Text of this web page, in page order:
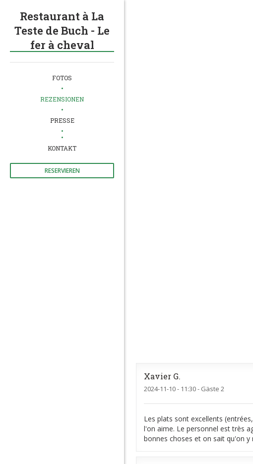
Restaurant à La
Teste de Buch - Le
fer à cheval
FOTOS
REZENSIONEN
PRESSE
((ÖFFNET EIN NEUES FENSTER))
KONTAKT
RESERVIEREN
Xavier G
2024-11-10- 11:30 - Gäste 2
Les plats sont excellents
l'on aime. Le personnel est très
bonnes choses et on sait qu'on y